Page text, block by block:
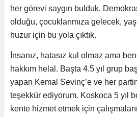
her görevi saygın bulduk.
olduğu, çocuklarımıza gelecek,
huzur için bu yola çıktık.
İnsanız, hatasız kul olmaz ama
hakkım helal. Başta 4.5 yıl grup
yapan Kemal Sevinç’e ve her
teşekkür ediyorum. Koskoca 5 yıl
kente hizmet etmek için